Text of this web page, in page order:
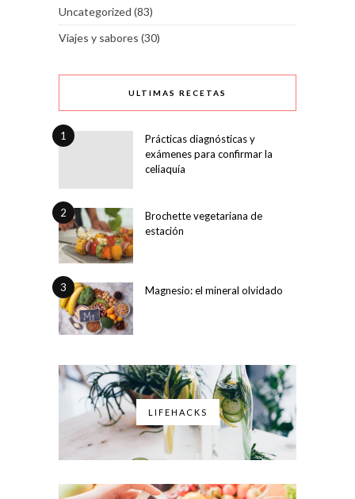
Uncategorized (83)
Viajes y sabores (30)
ULTIMAS RECETAS
1
Prácticas diagnósticas y
exámenes para confirmar la
celiaquía
2
Brochette vegetariana de
estación
3 Magnesio: el mineral olvidado
LIFEHACKS